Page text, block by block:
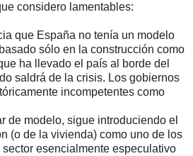
considero lamentables:
que España no tenía un modelo
sólo en la construcción como
ha llevado el país al borde del
saldrá de la crisis. Los gobiernos
incompetentes como
de modelo, sigue introduciendo el
(o de la vivienda) como uno de los
esencialmente especulativo